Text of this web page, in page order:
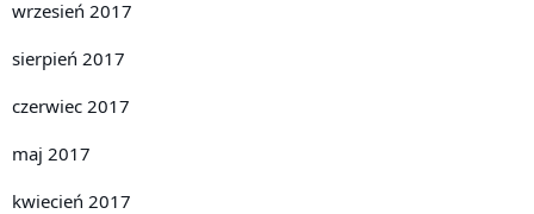
wrzesień 2017
sierpień 2017
czerwiec 2017
maj 2017
kwiecień 2017